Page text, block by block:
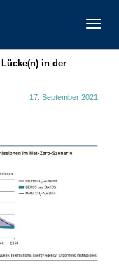
Lücke(n) in der
17. September 2021